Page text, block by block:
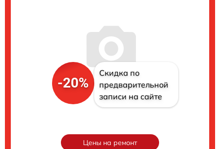
-20%
Скидка по
предварительной
записи на сайте
Цены на ремонт